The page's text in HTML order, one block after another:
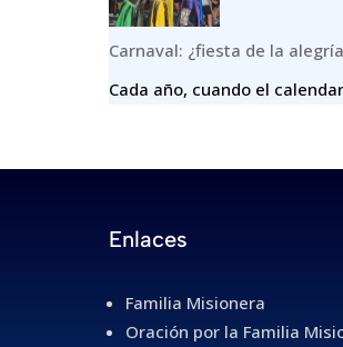
Carnaval: ¿fiesta de la
Cada año, cuando el
Enlaces
Familia Misionera
Oración por la Familia